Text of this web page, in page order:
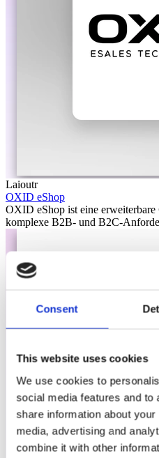
Consent
This website uses cookies
We use cookies to
social media features and
share information about
media, advertising and
combine it with other
Laioutr
OXID eShop
OXID eShop ist eine
komplexe B2B- und B2C-